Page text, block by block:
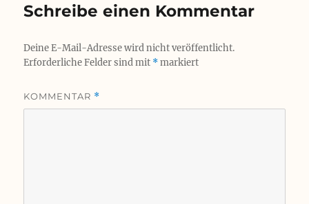
Schreibe einen Kommentar
Deine E-Mail-Adresse wird nicht veröffentlicht.
Erforderliche Felder sind mit *markiert
KOMMENTAR *